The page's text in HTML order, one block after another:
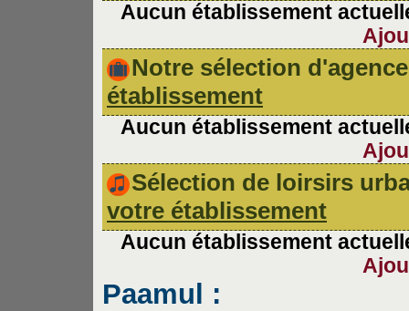
Aucun établissement
Notre sélection
établissement
Aucun établissement
Sélection de loirsirs
votre établissement
Aucun établissement
Paamul :